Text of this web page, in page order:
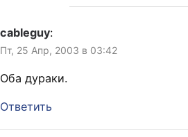
cableguy:
Пт, 25 Апр, 2003 в 03:42
Оба дураки.
Ответить